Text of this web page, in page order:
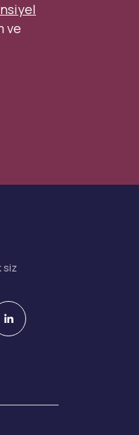
ve
siz